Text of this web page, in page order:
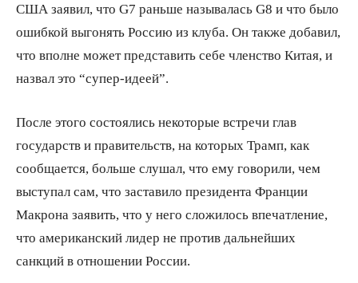
США заявил, что G7 раньше называлась G8 и что было
ошибкой выгонять Россию из клуба. Он также добавил,
что вполне может представить себе членство Китая, и
назвал это “супер-идеей”.
После этого состоялись некоторые встречи глав
государств и правительств, на которых Трамп, как
сообщается, больше слушал, что ему говорили, чем
выступал сам, что заставило президента Франции
Макрона заявить, что у него сложилось впечатление,
что американский лидер не против дальнейших
санкций в отношении России.